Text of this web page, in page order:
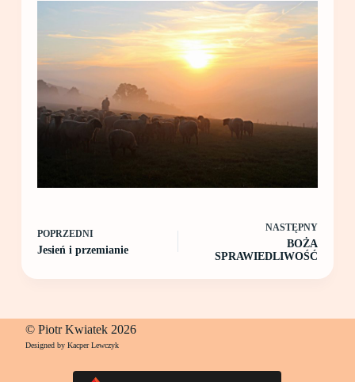
POPRZEDNI
Jesień i przemianie
NASTĘPNY
BOŻA
SPRAWIEDLIWOŚĆ
© Piotr Kwiatek 2026
Designed by Kacper Lewczyk